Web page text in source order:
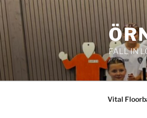
Hoppa
till
innehåll
FALL IN
Vital